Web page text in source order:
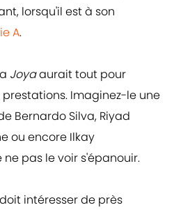
lorsqu'il est à son
A.
Joyaaurait tout pour
Imaginez-le une
Bernardo Silva, Riyad
ou encore Ilkay
pas le voir s'épanouir.
intéresser de près